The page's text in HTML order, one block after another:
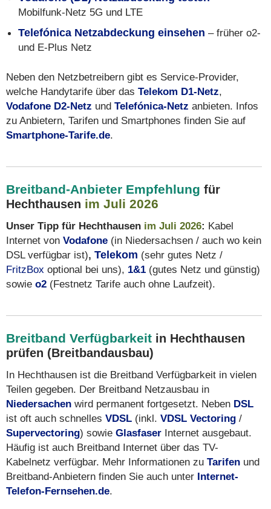
Mobilfunk-Netz 5G und LTE
Telefónica Netzabdeckung einsehen – früher o2-
und E-Plus Netz
Neben den Netzbetreibern gibt es Service-Provider,
welche Handytarife über das Telekom D1-Netz,
Vodafone D2-Netz und Telefónica-Netz anbieten. Infos
zu Anbietern, Tarifen und Smartphones finden Sie auf
Smartphone-Tarife.de.
Breitband-Anbieter Empfehlung für
Hechthausen im Juli 2026
Unser Tipp für Hechthausen im Juli 2026: Kabel
Internet von Vodafone (in Niedersachsen / auch wo kein
DSL verfügbar ist), Telekom (sehr gutes Netz /
FritzBox optional bei uns), 1&1 (gutes Netz und günstig)
sowie o2 (Festnetz Tarife auch ohne Laufzeit).
Breitband Verfügbarkeit in Hechthausen
prüfen (Breitbandausbau)
In Hechthausen ist die Breitband Verfügbarkeit in vielen
Teilen gegeben. Der Breitband Netzausbau in
Niedersachen wird permanent fortgesetzt. Neben DSL
ist oft auch schnelles VDSL (inkl. VDSL Vectoring /
Supervectoring) sowie Glasfaser Internet ausgebaut.
Häufig ist auch Breitband Internet über das TV-
Kabelnetz verfügbar. Mehr Informationen zu Tarifen und
Breitband-Anbietern finden Sie auch unter Internet-
Telefon-Fernsehen.de.